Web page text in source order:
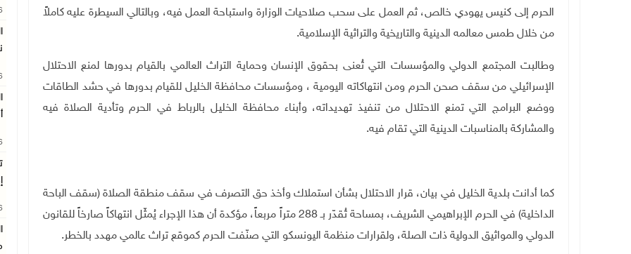
الحرم إلى كنيس يهودي خالص، ثم العمل على سحب صلاحيات الوزارة واستباحة العمل فيه، وبالتالي السيطرة عليه كاملاً
من خلال طمس معالمه الدينية والتاريخية والتراثية الإسلامية.
وطالبت المجتمع الدولي والمؤسسات التي تُعنى بحقوق الإنسان وحماية التراث العالمي بالقيام بدورها لمنع الاحتلال
الإسرائيلي من سقف صحن الحرم ومن انتهاكاته اليومية ، ومؤسسات محافظة الخليل للقيام بدورها في حشد الطاقات
ووضع البرامج التي تمنع الاحتلال من تنفيذ تهديداته، وأبناء محافظة الخليل بالرباط في الحرم وتأدية الصلاة فيه
والمشاركة بالمناسبات الدينية التي تقام فيه.
كما أدانت بلدية الخليل في بيان، قرار الاحتلال بشأن استملاك وأخذ حق التصرف في سقف منطقة الصلاة (سقف الباحة
الداخلية) في الحرم الإبراهيمي الشريف، بمساحة تُقدّر بـ 288 متراً مربعاً، مؤكدة أن هذا الإجراء يُمثّل انتهاكاً صارخاً للقانون
الدولي والمواثيق الدولية ذات الصلة، ولقرارات منظمة اليونسكو التي صنّفت الحرم كموقع تراث عالمي مهدد بالخطر.